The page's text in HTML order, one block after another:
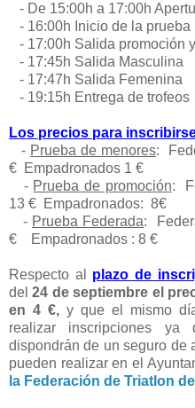
- De 15:00h a 17:00h
- 16:00h Inicio de la prueba
- 17:00h Salida promoción
- 17:45h Salida Masculina
- 17:47h Salida Femenina
- 19:15h Entrega de trofeos
Los precios para
- Prueba de menores:
€ Empadronados 1 €
- Prueba de promoción:
13 € Empadronados: 8€
- Prueba Federada:
€ Empadronados : 8 €
Respecto al plazo de
del24 de septiembre el
en 4 €, y que el mismo
realizar inscripciones ya
dispondrán de un seguro de
pueden realizar en el
la Federación de Triatlon